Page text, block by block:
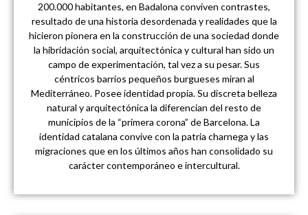
200.000 habitantes, en Badalona conviven contrastes,
resultado de una historia desordenada y realidades que la
hicieron pionera en la construcción de una sociedad donde
la hibridación social, arquitectónica y cultural han sido un
campo de experimentación, tal vez a su pesar. Sus
céntricos barrios pequeños burgueses miran al
Mediterráneo. Posee identidad propia. Su discreta belleza
natural y arquitectónica la diferencian del resto de
municipios de la “primera corona” de Barcelona. La
identidad catalana convive con la patria charnega y las
migraciones que en los últimos años han consolidado su
carácter contemporáneo e intercultural.